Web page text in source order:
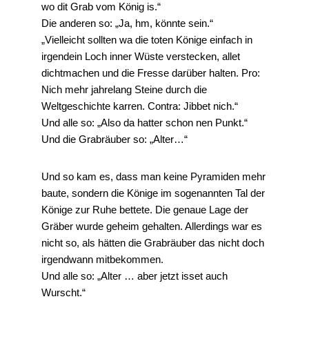
wo dit Grab vom König is.“
Die anderen so: „Ja, hm, könnte sein.“
„Vielleicht sollten wa die toten Könige einfach in
irgendein Loch inner Wüste verstecken, allet
dichtmachen und die Fresse darüber halten. Pro:
Nich mehr jahrelang Steine durch die
Weltgeschichte karren. Contra: Jibbet nich.“
Und alle so: „Also da hatter schon nen Punkt.“
Und die Grabräuber so: „Alter…“
Und so kam es, dass man keine Pyramiden mehr
baute, sondern die Könige im sogenannten Tal der
Könige zur Ruhe bettete. Die genaue Lage der
Gräber wurde geheim gehalten. Allerdings war es
nicht so, als hätten die Grabräuber das nicht doch
irgendwann mitbekommen.
Und alle so: „Alter … aber jetzt isset auch
Wurscht.“